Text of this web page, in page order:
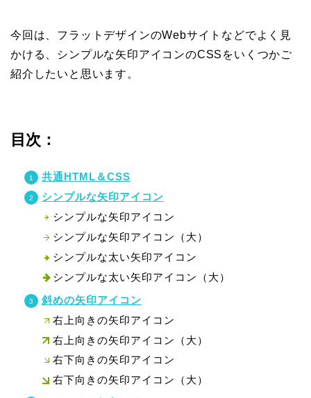
今回は、フラットデザインのWebサイトなどでよく見
かける、シンプルな矢印アイコンのCSSをいくつかご
紹介したいと思います。
目次：
共通HTML＆CSS
シンプルな矢印アイコン
シンプルな矢印アイコン
シンプルな矢印アイコン（大）
シンプルな太い矢印アイコン
シンプルな太い矢印アイコン（大）
斜めの矢印アイコン
右上向きの矢印アイコン
右上向きの矢印アイコン（大）
右下向きの矢印アイコン
右下向きの矢印アイコン（大）